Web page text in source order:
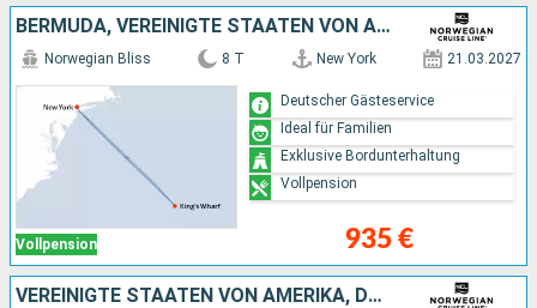
BERMUDA, VEREINIGTE STAATEN VON AMERIKA
Vollpension
Norwegian Bliss 8 T New York 21.03.2027
935 €
Deutscher Gästeservice
Ideal für Familien
Exklusive Bordunterhaltung
Vollpension
VEREINIGTE STAATEN VON AMERIKA, DOMINIKANISCHE REPUBLIK, PUERTO RICO